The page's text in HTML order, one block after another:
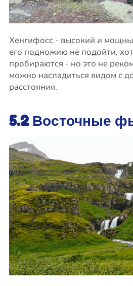
Хенгифосс - высокий и
его подножию не подойти,
пробираются - но это не
можно насладиться видом с
расстояния.
5.2 Восточные